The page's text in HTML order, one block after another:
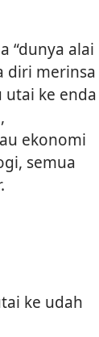
“dunya alai
diri merinsa
utai ke enda
ekonomi
semua
ke udah